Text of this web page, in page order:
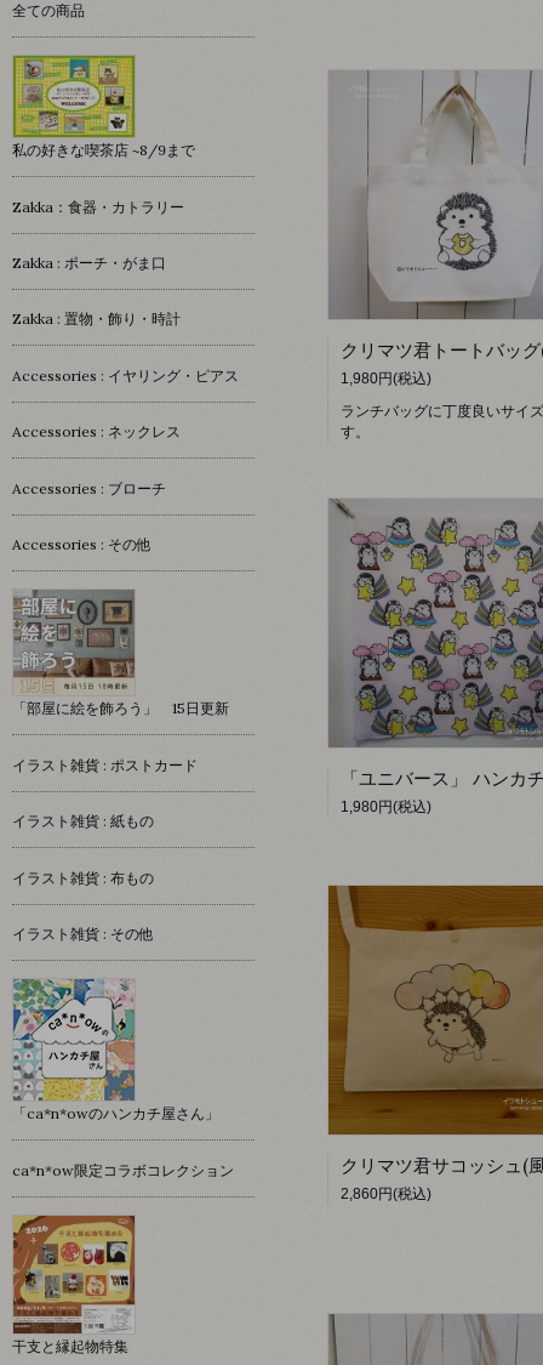
1,980円(税込)
ランチバッグに丁度良いサイ
す。
1,980円(税込)
2,860円(税込)
全ての商品
私の好きな喫茶店 ~8/9まで
Zakka：食器・カトラリー
Zakka : ポーチ・がま口
Zakka : 置物・飾り・時計
Accessories : イヤリング・ピアス
Accessories : ネックレス
Accessories : ブローチ
Accessories : その他
「部屋に絵を飾ろう」 15日更新
イラスト雑貨 : ポストカード
イラスト雑貨 : 紙もの
イラスト雑貨 : 布もの
イラスト雑貨 : その他
「ca*n*owのハンカチ屋さん」
ca*n*ow限定コラボコレクション
干支と縁起物特集